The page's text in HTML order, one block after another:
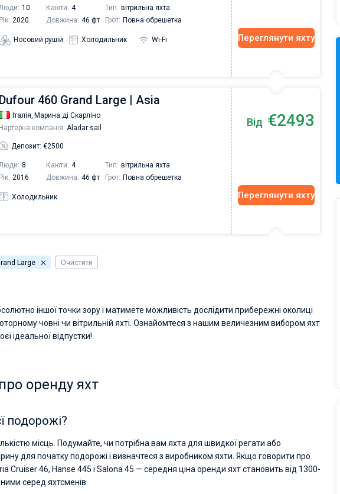
10 Каюти: 4 Тип: вітрильна яхта
Рік: 2020 Довжина: 46 фт Грот: Повна обрешетка
Носовий рушій Холодильник Wi-Fi Переглянути яхту
Dufour 460 Grand Large | Asia
Італія, Марина ді Скарліно
Чартерна компанія: Aladar sail
Депозит: €2500
8 Каюти: 4 Тип: вітрильна яхта
Рік: 2016 Довжина: 46 фт Грот: Повна обрешетка
Холодильник
Від €2493
Переглянути яхту
Large Очистити
іншої точки зору і матимете можливість дослідити прибережні околиці
човні чи вітрильній яхті. Ознайомтеся з нашим величезним вибором яхт
ідеальної відпустки!
оренду яхт
подорожі?
місць. Подумайте, чи потрібна вам яхта для швидкої регати або
для початку подорожі і визначтеся з виробником яхти. Якщо говорити про
Cruiser 46, Hanse 445 і Salona 45 — середня ціна оренди яхт становить від 1300-
серед яхтсменів.
beautiful yacht or catamaran!